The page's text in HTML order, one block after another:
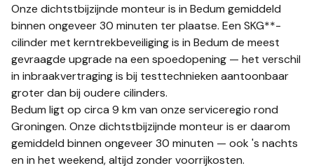
Onze dichtstbijzijnde monteur is in Bedum gemiddeld
binnen ongeveer 30 minuten ter plaatse. Een SKG**-
cilinder met kerntrekbeveiliging is in Bedum de meest
gevraagde upgrade na een spoedopening — het verschil
in inbraakvertraging is bij testtechnieken aantoonbaar
groter dan bij oudere cilinders.
Bedum ligt op circa 9 km van onze serviceregio rond
Groningen. Onze dichtstbijzijnde monteur is er daarom
gemiddeld binnen ongeveer 30 minuten — ook 's nachts
en in het weekend, altijd zonder voorrijkosten.